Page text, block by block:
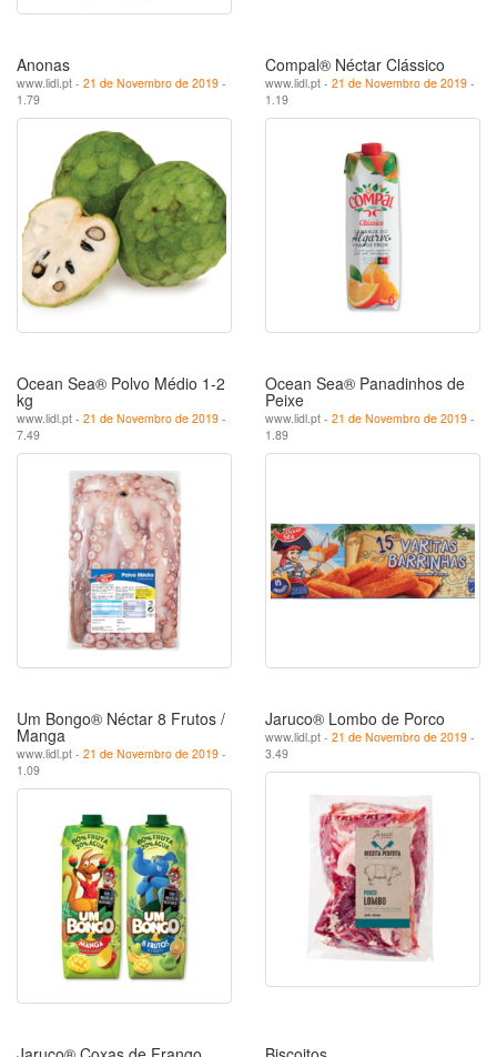
Anonas
www.lidl.pt - 21 de Novembro de 2019 -
1.79
Compal® Néctar Clássico
www.lidl.pt - 21 de Novembro de 2019 -
1.19
Ocean Sea® Polvo Médio 1-2
kg
www.lidl.pt - 21 de Novembro de 2019 -
7.49
Ocean Sea® Panadinhos de
Peixe
www.lidl.pt - 21 de Novembro de 2019 -
1.89
Um Bongo® Néctar 8 Frutos /
Manga
www.lidl.pt - 21 de Novembro de 2019 -
1.09
Jaruco® Lombo de Porco
www.lidl.pt - 21 de Novembro de 2019 -
3.49